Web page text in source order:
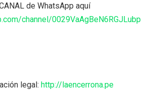
de WhatsApp aquí
channel/0029VaAgBeN6RGJLubp
legal: http://laencerrona.pe